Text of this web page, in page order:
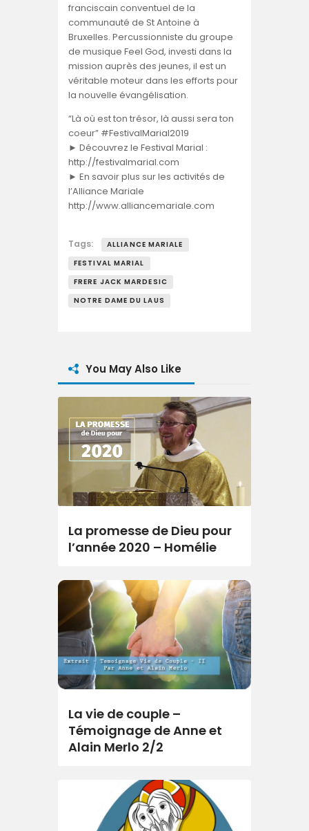
franciscain conventuel de la
communauté de St Antoine à
Bruxelles. Percussionniste du groupe
de musique Feel God, investi dans la
mission auprès des jeunes, il est un
véritable moteur dans les efforts pour
la nouvelle évangélisation.
“Là où est ton trésor, là aussi sera ton
coeur” #FestivalMarial2019
► Découvrez le Festival Marial :
http://festivalmarial.com
► En savoir plus sur les activités de
l’Alliance Mariale
http://www.alliancemariale.com
Tags:
ALLIANCE MARIALE
FESTIVAL MARIAL
FRERE JACK MARDESIC
NOTRE DAME DU LAUS
You May Also Like
La promesse de Dieu pour
l’année 2020 – Homélie
La vie de couple –
Témoignage de Anne et
Alain Merlo 2/2